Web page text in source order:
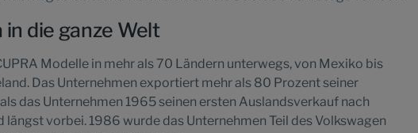
die ganze Welt
Modelle in mehr als 70 Ländern unterwegs, von Mexiko bis
Das Unternehmen exportiert mehr als 80 Prozent seiner
das Unternehmen 1965 seinen ersten Auslandsverkauf nach
längst vorbei. 1986 wurde das Unternehmen Teil des Volkswagen